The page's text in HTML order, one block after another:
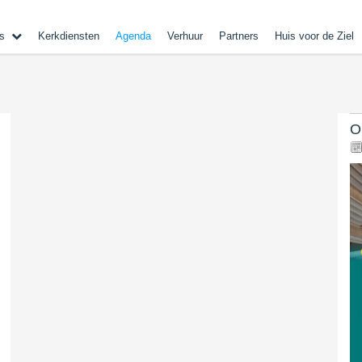
Kerkdiensten Agenda Verhuur Partners Huis voor de Ziel